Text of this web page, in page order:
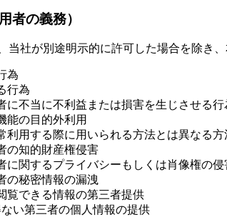
者の義務）
社が別途明示的に許可した場合を除き
為
行為
に不当に不利益または損害を生じさせる行
能の目的外利用
利用する際に用いられる方法とは異なる
の知的財産権侵害
に関するプライバシーもしくは肖像権の侵
の秘密情報の漏洩
覧できる情報の第三者提供
い第三者の個人情報の提供